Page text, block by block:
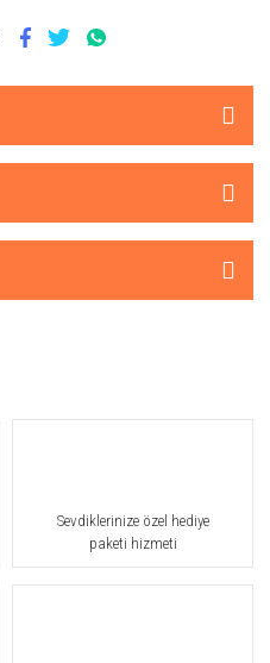
Sevdiklerinize özel hediye
paketi hizmeti